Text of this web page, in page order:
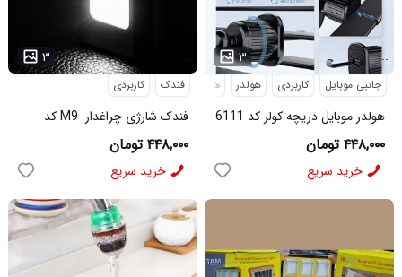
۳
فندک کاربردی
فندک شارژی چراغدار M9 کد
6441
۴۴۸,۰۰۰ تومان
خرید سریع
۳ ...
جانبی موبایل کاربردی هولدر هولدر موبایل
هولدر موبایل دریچه کولر کد 6111
۴۴۸,۰۰۰ تومان
خرید سریع